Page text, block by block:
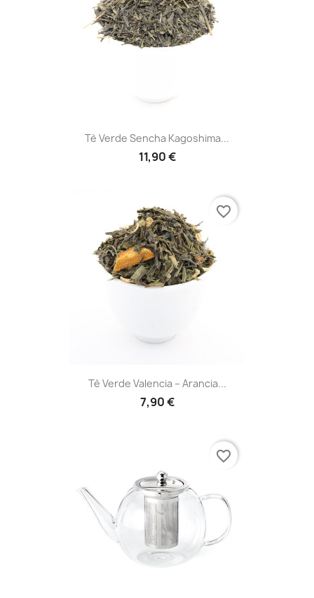
Tè Verde Sencha Kagoshima...
11,90 €
Tè Verde Valencia – Arancia...
7,90 €
favorite_border
favorite_border